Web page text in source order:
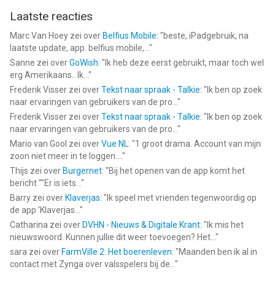
Laatste reacties
Marc Van Hoey zei over Belfius Mobile: "beste, iPadgebruik, na
laatste update, app. belfius mobile,... "
Sanne zei overGoWish: " Ik heb deze eerst gebruikt, maar toch wel
erg Amerikaans.. Ik... "
Frederik Visser zei overTekst naar spraak - Talkie: " Ik ben op zoek
naar ervaringen van gebruikers van de pro... "
Frederik Visser zei overTekst naar spraak - Talkie: " Ik ben op zoek
naar ervaringen van gebruikers van de pro... "
Mario van Gool zei overVue NL: "1 groot drama. Account van mijn
zoon niet meer in te loggen.... "
Thijs zei over Burgernet: "Bij het openen van de app komt het
bericht ""Er is iets... "
Barry zei over Klaverjas: " Ik speel met vrienden tegenwoordig op
de app ‘Klaverjas... "
Catharina zei over DVHN - Nieuws & Digitale Krant: " Ik mis het
nieuwswoord. Kunnen jullie dit weer toevoegen? Het... "
sara zei over FarmVille 2: Het boerenleven: "Maanden ben ik al in
contact met Zynga over valsspelers bij de... "